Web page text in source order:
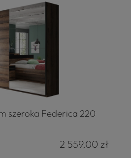
szeroka Federica 220
2 559,00 zł